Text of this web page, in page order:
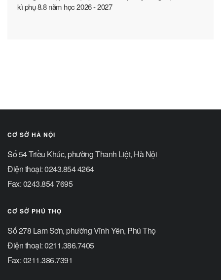
kì phụ 8.8 năm học 2026 - 2027
CƠ SỞ HÀ NỘI
Số 54 Triều Khúc, phường Thanh Liệt, Hà Nội
Điện thoại: 0243.854 4264
Fax: 0243.854 7695
CƠ SỞ PHÚ THỌ
Số 278 Lam Sơn, phường Vĩnh Yên, Phú Thọ
Điện thoại: 0211.386.7405
Fax: 0211.386.7391